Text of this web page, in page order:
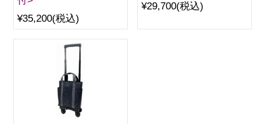
¥35,200(税込)
¥29,700(税込)